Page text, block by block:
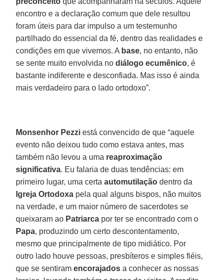
encontro e a declaração comum que dele resultou
foram úteis para dar impulso a um testemunho
partilhado do essencial da fé, dentro das realidades e
condições em que vivemos. A base, no entanto, não
se sente muito envolvida nodiálogo ecumênico, é
bastante indiferente e desconfiada. Mas isso é ainda
mais verdadeiro para o lado ortodoxo”.
Monsenhor Pezzi está convencido de que “aquele
evento não deixou tudo como estava antes, mas
também não levou a uma reaproximação
significativa. Eu falaria de duas tendências: em
primeiro lugar, uma certaautomutilação dentro da
Igreja Ortodoxa pela qual alguns bispos, não muitos
na verdade, e um maior número de sacerdotes se
queixaram ao Patriarca por ter se encontrado com o
Papa, produzindo um certo descontentamento,
mesmo que principalmente de tipo midiático. Por
outro lado houve pessoas, presbíteros e simples fiéis,
que se sentiramencorajados a conhecer as nossas